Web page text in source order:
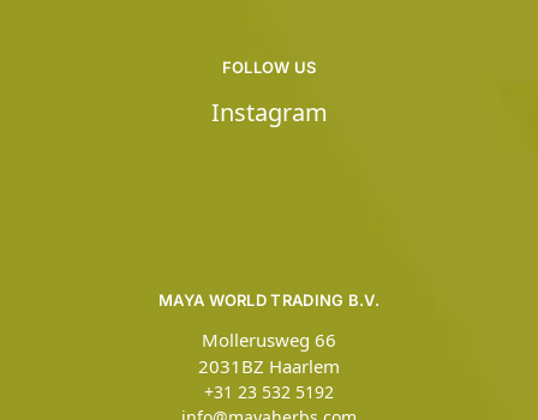
MAYA WORLD TRADING B.V.
Mollerusweg 66
2031BZ Haarlem
+31 23 532 5192
FOLLOW US
Instagram